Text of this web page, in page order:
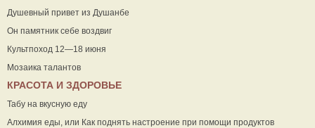
Душевный привет из Душанбе
Он памятник себе воздвиг
Культпоход 12—18 июня
Мозаика талантов
КРАСОТА И ЗДОРОВЬЕ
Табу на вкусную еду
Алхимия еды, или Как поднять настроение при помощи продуктов